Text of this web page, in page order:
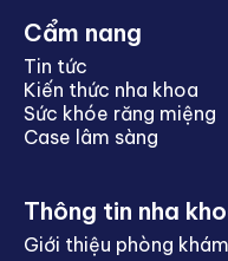
Cẩm nang
Tin tức
Kiến thức nha khoa
Sức khóe răng miệng
Case lâm sàng
Thông tin nha
Giới thiệu phòng khám